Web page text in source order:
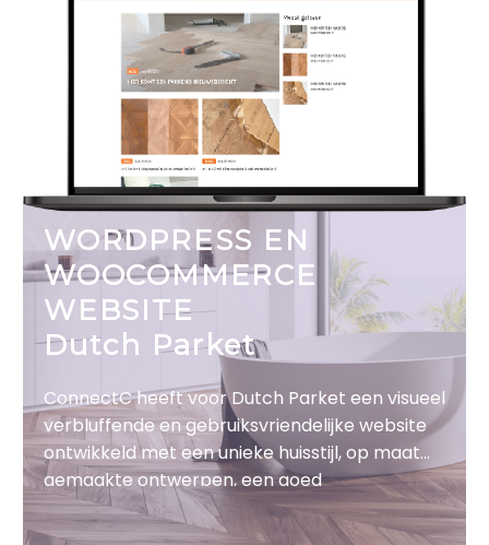
WORDPRESS EN
WOOCOMMERCE
WEBSITE
Dutch Parket
ConnectC heeft voor Dutch Parket een visueel
verbluffende en gebruiksvriendelijke website
ontwikkeld met een unieke huisstijl, op maat
gemaakte ontwerpen, een goed
converterende WooCommerce shop en een
informatieve WordPress website.